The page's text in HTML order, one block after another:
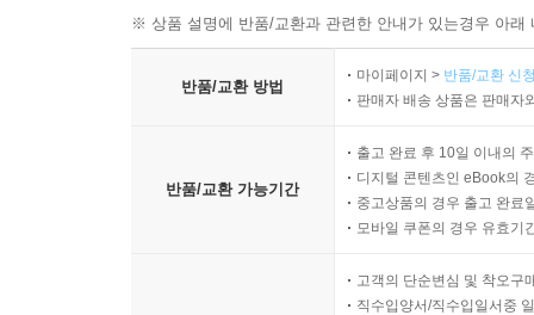
※ 상품 설명에 반품/교환과 관련한 안내가 있는경우 아
반품/교환 방법
마이페이지 > 반품/교환 신
판매자 배송 상품은 판매자
반품/교환 가능기간
출고 완료 후 10일 이내의
디지털 콘텐츠인 eBook의
중고상품의 경우 출고 완료
모바일 쿠폰의 경우 유효기
고객의 단순변심 및 착오구
직수입양서/직수입일서중